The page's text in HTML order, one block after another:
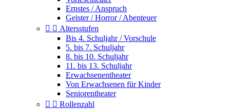
Ernstes / Anspruch
Geister / Horror / Abenteuer
  Altersstufen
Bis 4. Schuljahr / Vorschule
5. bis 7. Schuljahr
8. bis 10. Schuljahr
11. bis 13. Schuljahr
Erwachsenentheater
Von Erwachsenen für Kinder
Seniorentheater
  Rollenzahl